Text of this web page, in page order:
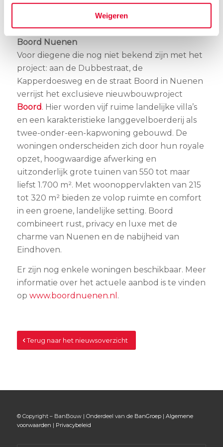
Weigeren
Boord Nuenen
Voor diegene die nog niet bekend zijn met het
project: aan de Dubbestraat, de
Kapperdoesweg en de straat Boord in Nuenen
verrijst het exclusieve nieuwbouwproject
Boord. Hier worden vijf ruime landelijke villa’s
en een karakteristieke langgevelboerderij als
twee-onder-een-kapwoning gebouwd. De
woningen onderscheiden zich door hun royale
opzet, hoogwaardige afwerking en
uitzonderlijk grote tuinen van 550 tot maar
liefst 1.700 m². Met woonoppervlakten van 215
tot 320 m² bieden ze volop ruimte en comfort
in een groene, landelijke setting. Boord
combineert rust, privacy en luxe met de
charme van Nuenen en de nabijheid van
Eindhoven.
Er zijn nog enkele woningen beschikbaar. Meer
informatie over het actuele aanbod is te vinden
op www.boordnuenen.nl .
Terug naar het nieuwsoverzicht
© Copyright – BanBouw | Onderdeel van de BanGroep| Algemene
voorwaarden | Privacybeleid